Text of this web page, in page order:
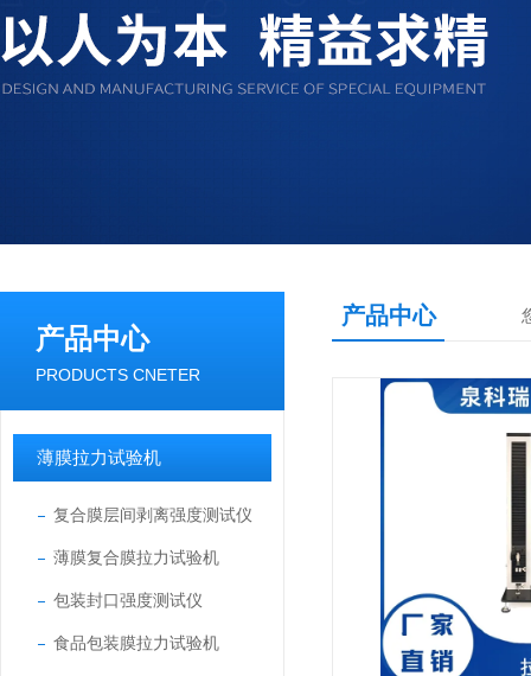
产品中心
PRODUCTS CNETER
薄膜拉力试验机
复合膜层间剥离强度测试仪
薄膜复合膜拉力试验机
包装封口强度测试仪
食品包装膜拉力试验机
产品中心